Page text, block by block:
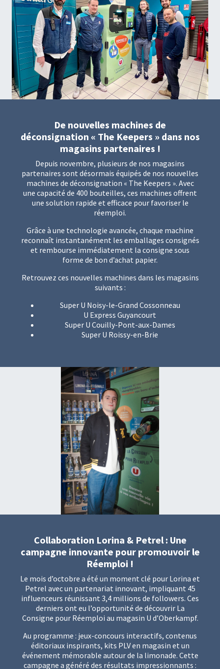
De nouvelles machines de
déconsignation « The Keepers » dans nos
magasins partenaires !
Depuis novembre, plusieurs de nos magasins
partenaires sont désormais équipés de nos nouvelles
machines de déconsignation « The Keepers ». Avec
une capacité de 400 bouteilles, ces machines offrent
une solution rapide et efficace pour favoriser le
réemploi.
Grâce à une technologie avancée, chaque machine
reconnaît instantanément les emballages consignés
et rembourse immédiatement la consigne sous
forme de bon d’achat papier.
Retrouvez ces nouvelles machines dans les magasins
suivants :
Super U Noisy-le-Grand Cossonneau
U Express Guyancourt
Super U Couilly-Pont-aux-Dames
Super U Roissy-en-Brie
Collaboration Lorina & Petrel : Une
campagne innovante pour promouvoir le
Réemploi !
Le mois d’octobre a été un moment clé pour Lorina et
Petrel avec un partenariat innovant, impliquant 45
influenceurs réunissant 3,4 millions de followers. Ces
derniers ont eu l’opportunité de découvrir La
Consigne pour Réemploi au magasin U d’Oberkampf.
Au programme : jeux-concours interactifs, contenus
éditoriaux inspirants, kits PLV en magasin et un
événement mémorable autour de la limonade. Cette
campagne a généré des résultats impressionnants :